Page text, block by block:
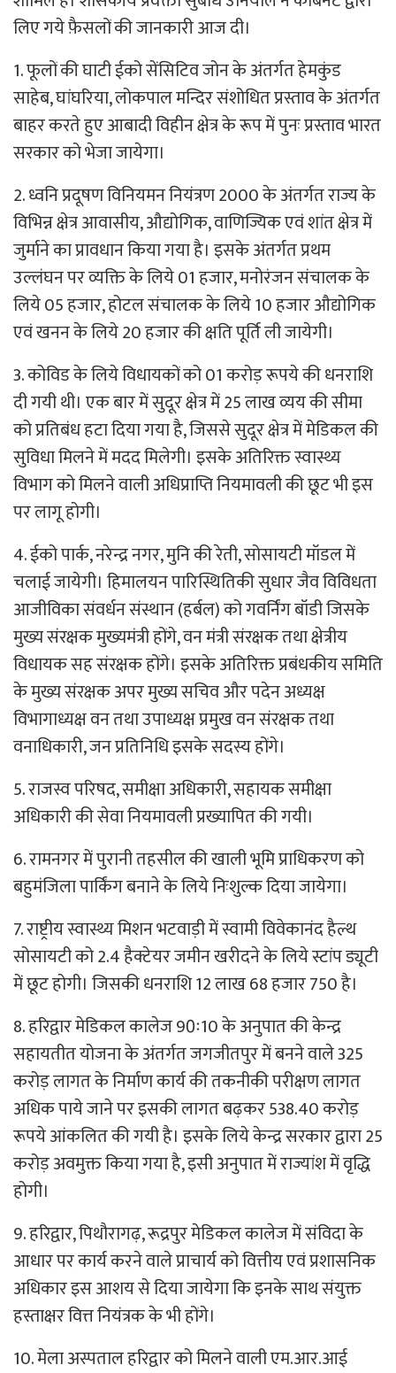
लिए गये फ़ैसलों की जानकारी आज दी।
1. फूलों की घाटी ईको सेंसिटिव जोन के अंतर्गत हेमकुंड
साहेब, घांघरिया, लोकपाल मन्दिर संशोधित प्रस्ताव के अंतर्गत
बाहर करते हुए आबादी विहीन क्षेत्र के रूप में पुनः प्रस्ताव भारत
सरकार को भेजा जायेगा।
2. ध्वनि प्रदूषण विनियमन नियंत्रण 2000 के अंतर्गत राज्य के
विभिन्न क्षेत्र आवासीय, औद्योगिक, वाणिज्यिक एवं शांत क्षेत्र में
जुर्माने का प्रावधान किया गया है। इसके अंतर्गत प्रथम
उल्लंघन पर व्यक्ति के लिये 01 हजार, मनोरंजन संचालक के
लिये 05 हजार, होटल संचालक के लिये 10 हजार औद्योगिक
एवं खनन के लिये 20 हजार की क्षति पूर्ति ली जायेगी।
3. कोविड के लिये विधायकों को 01 करोड़ रूपये की धनराशि
दी गयी थी। एक बार में सुदूर क्षेत्र में 25 लाख व्यय की सीमा
को प्रतिबंध हटा दिया गया है, जिससे सुदूर क्षेत्र में मेडिकल की
सुविधा मिलने में मदद मिलेगी। इसके अतिरिक्त स्वास्थ्य
विभाग को मिलने वाली अधिप्राप्ति नियमावली की छूट भी इस
पर लागू होगी।
4. ईको पार्क, नरेन्द्र नगर, मुनि की रेती, सोसायटी मॉडल में
चलाई जायेगी। हिमालयन पारिस्थितिकी सुधार जैव विविधता
आजीविका संवर्धन संस्थान (हर्बल) को गवर्निंग बॉडी जिसके
मुख्य संरक्षक मुख्यमंत्री होंगे, वन मंत्री संरक्षक तथा क्षेत्रीय
विधायक सह संरक्षक होंगे। इसके अतिरिक्त प्रबंधकीय समिति
के मुख्य संरक्षक अपर मुख्य सचिव और पदेन अध्यक्ष
विभागाध्यक्ष वन तथा उपाध्यक्ष प्रमुख वन संरक्षक तथा
वनाधिकारी, जन प्रतिनिधि इसके सदस्य होंगे।
5. राजस्व परिषद, समीक्षा अधिकारी, सहायक समीक्षा
अधिकारी की सेवा नियमावली प्रख्यापित की गयी।
6. रामनगर में पुरानी तहसील की खाली भूमि प्राधिकरण को
बहुमंजिला पार्किंग बनाने के लिये निःशुल्क दिया जायेगा।
7. राष्ट्रीय स्वास्थ्य मिशन भटवाड़ी में स्वामी विवेकानंद हैल्थ
सोसायटी को 2.4 हैक्टेयर जमीन खरीदने के लिये स्टांप ड्यूटी
में छूट होगी। जिसकी धनराशि 12 लाख 68 हजार 750 है।
8. हरिद्वार मेडिकल कालेज 90ः10 के अनुपात की केन्द्र
सहायतीत योजना के अंतर्गत जगजीतपुर में बनने वाले 325
करोड़ लागत के निर्माण कार्य की तकनीकी परीक्षण लागत
अधिक पाये जाने पर इसकी लागत बढ़कर 538.40 करोड़
रूपये आंकलित की गयी है। इसके लिये केन्द्र सरकार द्वारा 25
करोड़ अवमुक्त किया गया है, इसी अनुपात में राज्यांश में वृद्धि
होगी।
9. हरिद्वार, पिथौरागढ़, रूद्रपुर मेडिकल कालेज में संविदा के
आधार पर कार्य करने वाले प्राचार्य को वित्तीय एवं प्रशासनिक
अधिकार इस आशय से दिया जायेगा कि इनके साथ संयुक्त
हस्ताक्षर वित्त नियंत्रक के भी होंगे।
10. मेला अस्पताल हरिद्वार को मिलने वाली एम.आर.आई